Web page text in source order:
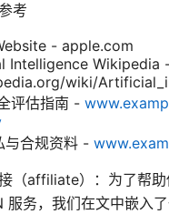
考
- apple.com
Intelligence Wikipedia
wiki/
评估指南 -
与合规资料 -
（affiliate）：为了帮
服务，我们在文中嵌入